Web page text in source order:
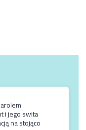
i jego swita
na stojąco